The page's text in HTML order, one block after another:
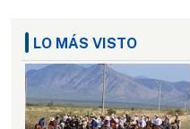
LO MÁS VISTO